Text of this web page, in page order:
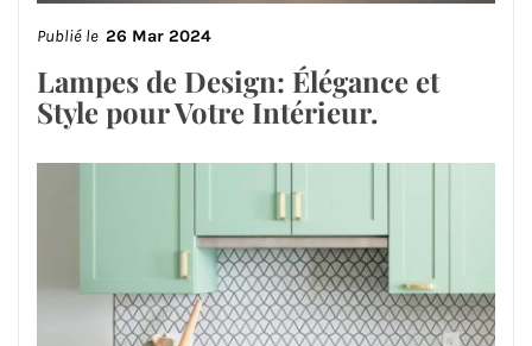
Publié le 26 Mar 2024
Lampes de Design: Élégance et
Style pour Votre Intérieur.